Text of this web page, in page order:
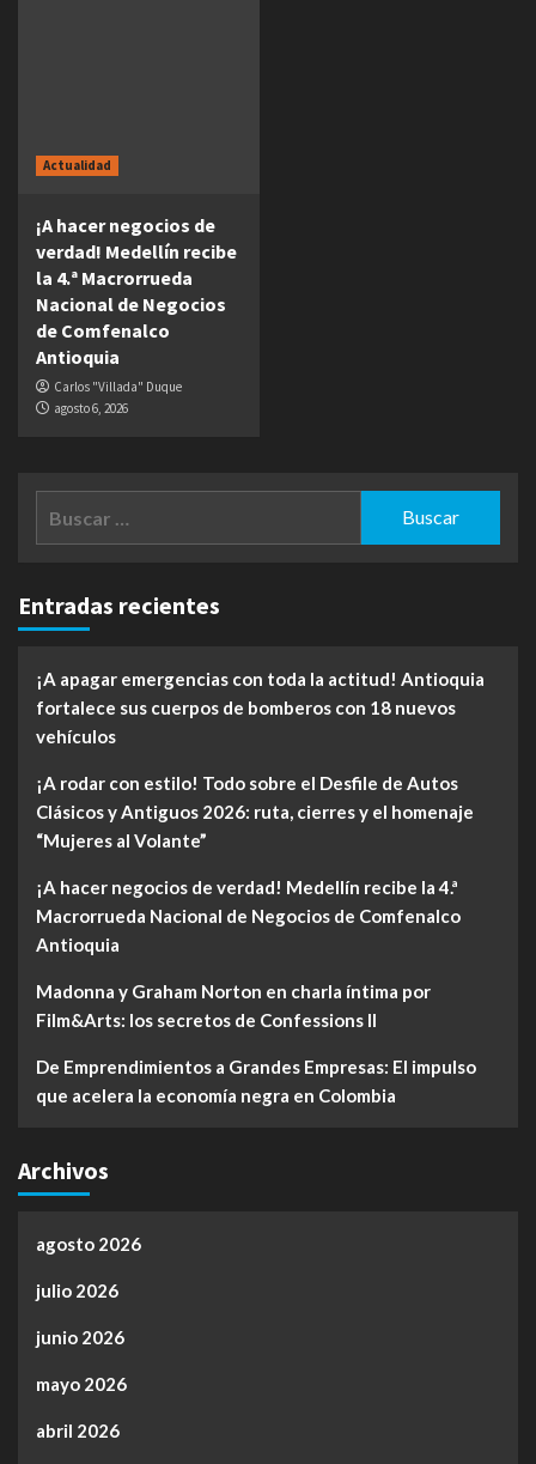
Actualidad
¡A hacer negocios de
verdad! Medellín recibe
la 4.ª Macrorrueda
Nacional de Negocios
de Comfenalco
Antioquia
Carlos "Villada" Duque
agosto 6, 2026
Entradas recientes
¡A apagar emergencias con toda la actitud! Antioquia
fortalece sus cuerpos de bomberos con 18 nuevos
vehículos
¡A rodar con estilo! Todo sobre el Desfile de Autos
Clásicos y Antiguos 2026: ruta, cierres y el homenaje
“Mujeres al Volante”
¡A hacer negocios de verdad! Medellín recibe la 4.ª
Macrorrueda Nacional de Negocios de Comfenalco
Antioquia
Madonna y Graham Norton en charla íntima por
Film&Arts: los secretos de Confessions II
De Emprendimientos a Grandes Empresas: El impulso
que acelera la economía negra en Colombia
Archivos
agosto 2026
julio 2026
junio 2026
mayo 2026
abril 2026